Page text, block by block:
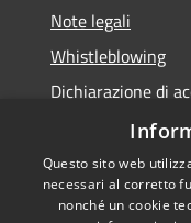
Note legali
Whistleblowing
Dichiarazione di
Obiettivi di
Questo sito web
necessari al corretto
nonché un cookie